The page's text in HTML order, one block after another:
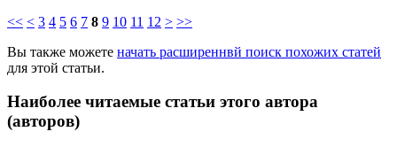
<< < 3 4 5 6 7 8 9 10 11 12 > >>
Вы также можете начать расширеннвй поиск похожих статей
для этой статьи.
Наиболее читаемые статьи этого автора
(авторов)